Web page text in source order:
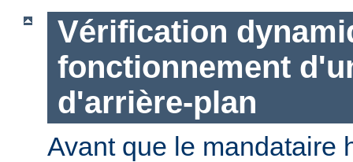
Vérification
fonctionnement
d'arrière-plan
Avant que le mandataire